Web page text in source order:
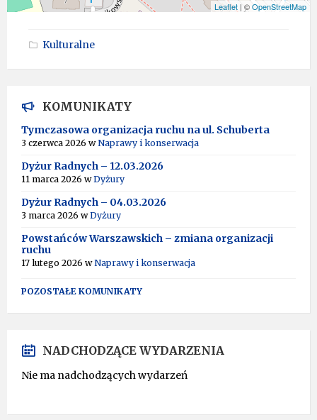
Leaflet | ©OpenStreetMap
Kulturalne
KOMUNIKATY
Tymczasowa organizacja ruchu na ul. Schuberta
3 czerwca 2026 wNaprawy i konserwacja
Dyżur Radnych – 12.03.2026
11 marca 2026 wDyżury
Dyżur Radnych – 04.03.2026
3 marca 2026 wDyżury
Powstańców Warszawskich – zmiana organizacji
ruchu
17 lutego 2026 wNaprawy i konserwacja
POZOSTAŁE KOMUNIKATY
NADCHODZĄCE WYDARZENIA
Nie ma nadchodzących wydarzeń